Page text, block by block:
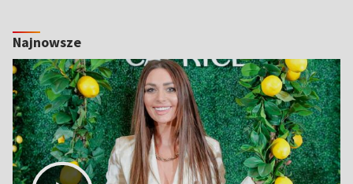
Najnowsze